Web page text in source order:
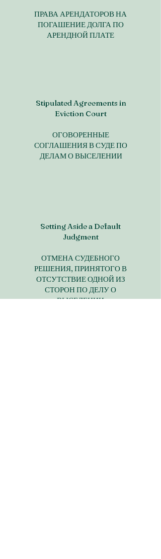
ПРАВА АРЕНДАТОРОВ НА
ПОГАШЕНИЕ ДОЛГА ПО
АРЕНДНОЙ ПЛАТЕ
Stipulated Agreements in
Eviction Court
ОГОВОРЕННЫЕ
СОГЛАШЕНИЯ В СУДЕ ПО
ДЕЛАМ О ВЫСЕЛЕНИИ
Setting Aside a Default
Judgment
ОТМЕНА СУДЕБНОГО
РЕШЕНИЯ, ПРИНЯТОГО В
ОТСУТСТВИЕ ОДНОЙ ИЗ
СТОРОН ПО ДЕЛУ О
ВЫСЕЛЕНИИ